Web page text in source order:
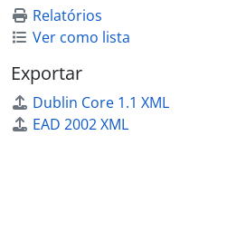
[Subsérie] 249 - Neves,
Relatórios
Ver como lista
Exportar
Dublin Core 1.1 XML
EAD 2002 XML